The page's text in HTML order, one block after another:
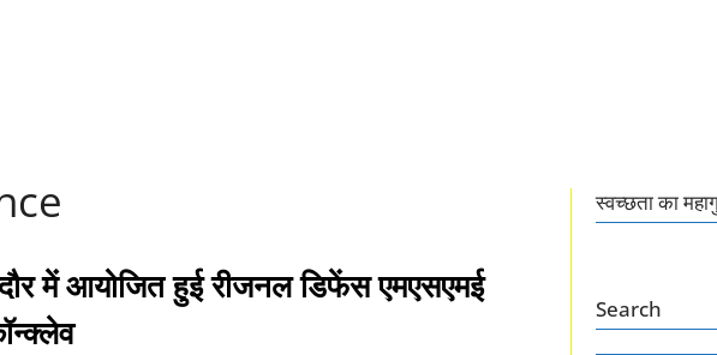
में आयोजित हुई रीजनल डिफेंस एमएसएमई
स्वच्छता का
Search